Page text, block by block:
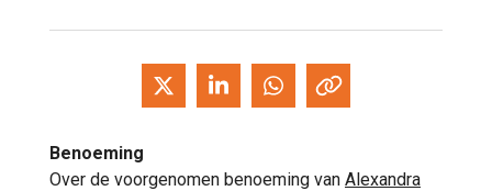
Benoeming
Over de voorgenomen benoeming van Alexandra